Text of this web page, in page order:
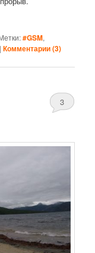
#GSM,
|Комментарии (3)
3